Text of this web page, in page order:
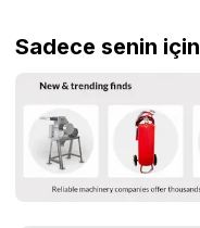
Sadece senin için